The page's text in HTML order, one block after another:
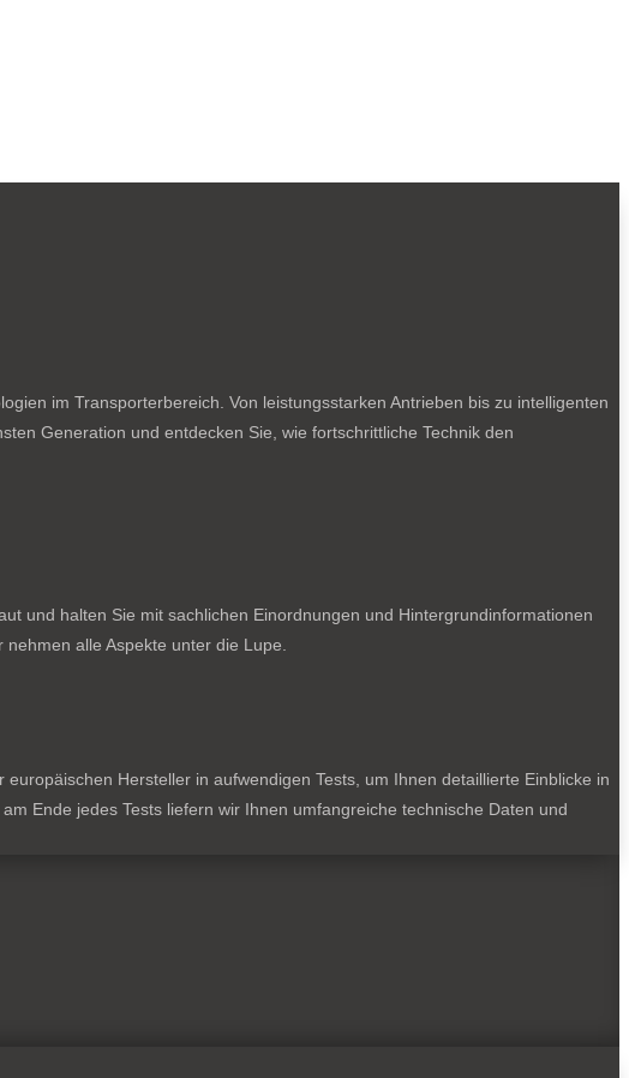
im Transporterbereich. Von leistungsstarken Antrieben bis zu intelligenten
Generation und entdecken Sie, wie fortschrittliche Technik den
und halten Sie mit sachlichen Einordnungen und Hintergrundinformationen
alle Aspekte unter die Lupe.
Hersteller in aufwendigen Tests, um Ihnen detaillierte Einblicke in
Ende jedes Tests liefern wir Ihnen umfangreiche technische Daten und